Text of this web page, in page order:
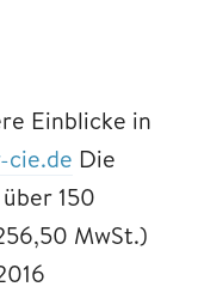
Einblicke in
cie.de Die
150
MwSt.)